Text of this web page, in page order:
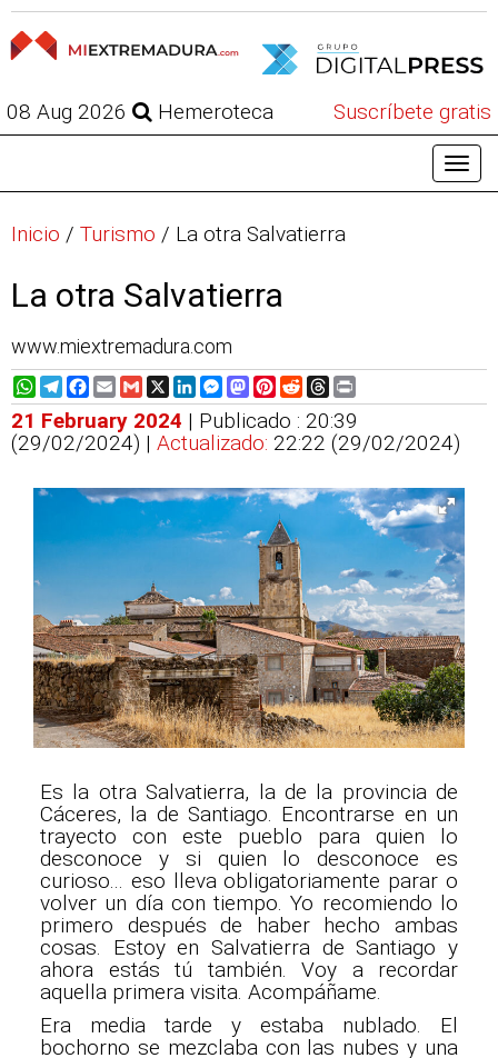
08 Aug 2026 Hemeroteca Suscríbete gratis
Inicio / Turismo / La otra Salvatierra
La otra Salvatierra
www.miextremadura.com
WhatsApp
Telegram
Facebook
EmailGmail
X LinkedIn
Messenger
Mastodon
Pinterest
RedditThreads
21 February 2024 | Publicado : 20:39
(29/02/2024) | Actualizado: 22:22 (29/02/2024)
Es la otra Salvatierra, la de la provincia de
Cáceres, la de Santiago. Encontrarse en un
trayecto con este pueblo para quien lo
desconoce y si quien lo desconoce es
curioso... eso lleva obligatoriamente parar o
volver un día con tiempo. Yo recomiendo lo
primero después de haber hecho ambas
cosas. Estoy en Salvatierra de Santiago y
ahora estás tú también. Voy a recordar
aquella primera visita. Acompáñame.
Era media tarde y estaba nublado. El
bochorno se mezclaba con las nubes y una